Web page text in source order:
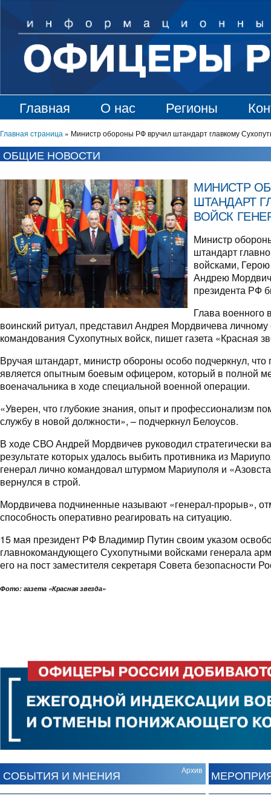
Главная О нас Регионы
Главная страница » Министр обороны РФ вручил штандарт главкому
ОБЩИЕ НОВОСТИ
МИНИСТР
ШТАНДАРТ
ВОЙСК
Министр
штандарт
войсками,
Андрею
президента РФ
Глава военного
воинский ритуал, представил Андрея Мордвичева личному
командования Сухопутных войск, пишет газета «Красная
Вручая штандарт, министр обороны особо подчеркнул,
является опытным боевым офицером, который в полной
военачальника в ходе специальной военной операции.
«Уверен, что глубокие знания, опыт и профессионализм
службу в новой должности», – подчеркнул Белоусов.
В ходе СВО Андрей Мордвичев руководил стратегически
результате которых удалось выбить противника из
генерал лично командовал штурмом Мариуполя и
вернулся в строй.
Мордвичева подчиненные называют «генерал-прорыв»,
способность оперативно реагировать на ситуацию.
15 мая президент РФ Владимир Путин своим указом
главнокомандующего Сухопутными войсками генерала
его на пост заместителя секретаря Совета безопасности
Фото: газета «Красная звезда»
СОБЫТИЯ И МНЕНИЯ Архив